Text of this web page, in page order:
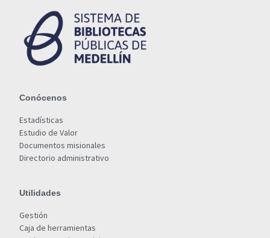
Conócenos
Estadísticas
Estudio de Valor
Documentos misionales
Directorio administrativo
Utilidades
Gestión
Caja de herramientas